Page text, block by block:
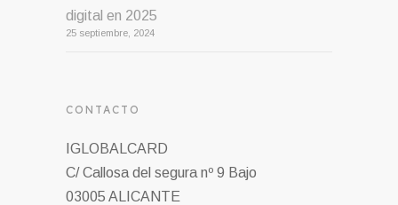
digital en 2025
25 septiembre, 2024
CONTACTO
IGLOBALCARD
C/ Callosa del segura nº 9 Bajo
03005 ALICANTE